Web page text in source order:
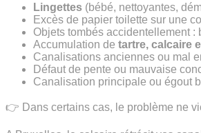
Lingettes (bébé, nettoyantes,
Excès de papier toilette sur une
Objets tombés accidentellement
Accumulation de tartre, calcaire
Canalisations anciennes ou mal
Défaut de pente ou mauvaise
Canalisation principale ou égout
👉 Dans certains cas, le problème ne